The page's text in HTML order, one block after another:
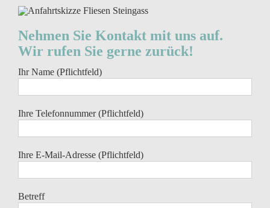
Nehmen Sie Kontakt mit uns auf.
Wir rufen Sie gerne zurück!
Ihr Name (Pflichtfeld)
Ihre Telefonnummer (Pflichtfeld)
Ihre E-Mail-Adresse (Pflichtfeld)
Betreff